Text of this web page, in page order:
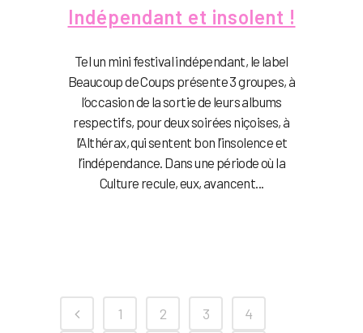
Indépendant et insolent !
Tel un mini festival indépendant, le label
Beaucoup de Coups présente 3 groupes, à
l’occasion de la sortie de leurs albums
respectifs, pour deux soirées niçoises, à
l’Althérax, qui sentent bon l’insolence et
l’indépendance. Dans une période où la
Culture recule, eux, avancent...
1 2 3
4